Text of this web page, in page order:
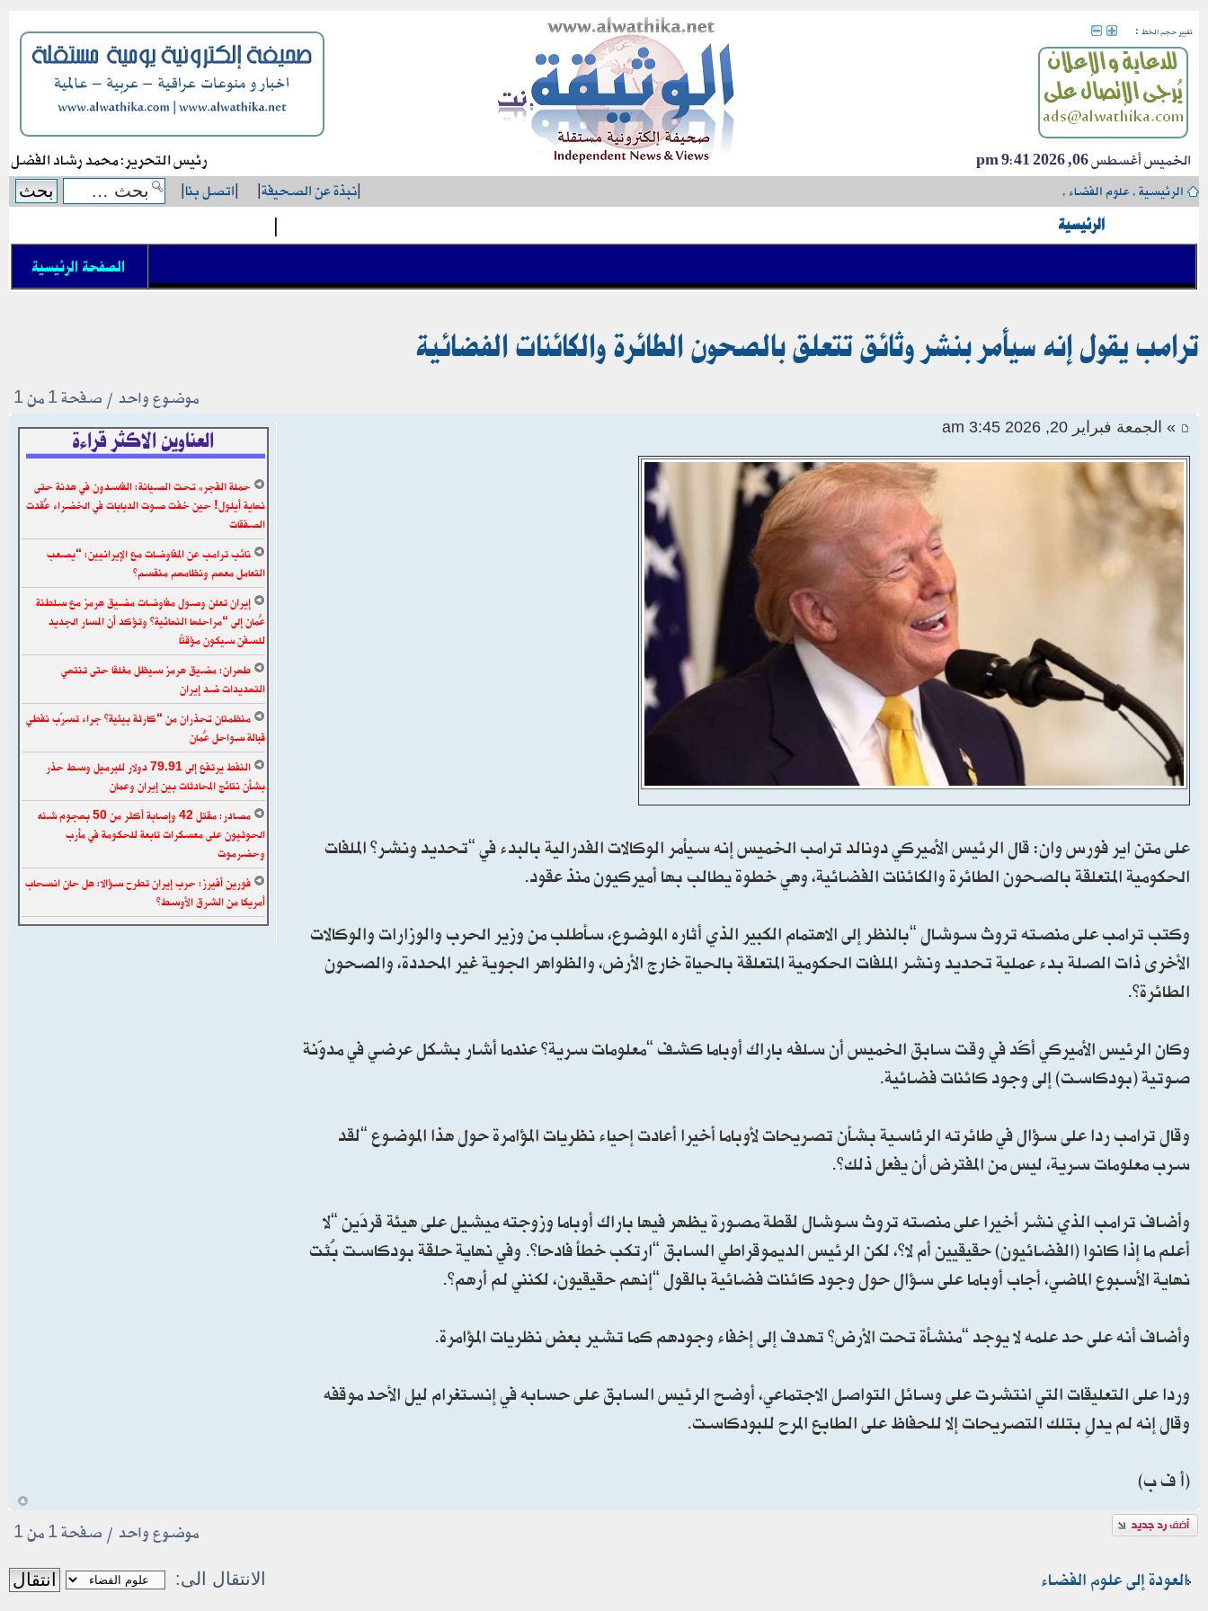
تغيير حجم الخط :
الخميس أغسطس 06, 2026 9:41 pm رئيس التحرير: محمد رشاد الفضل
الرئيسية›علوم الفضاء›
|نبذة عن الصحيفة|
|اتصل بنا|
الرئيسية |
الصفحة الرئيسية
ترامب يقول إنه سيأمر بنشر وثائق تتعلق بالصحون الطائرة والكائنات الفضائية
موضوع واحد • صفحة1من1
» الجمعة فبراير 20, 2026 3:45 am
على متن اير فورس وان: قال الرئيس الأميركي دونالد ترامب الخميس إنه سيأمر الوكالات الفدرالية بالبدء في “تحديد ونشر” الملفات
الحكومية المتعلقة بالصحون الطائرة والكائنات الفضائية، وهي خطوة يطالب بها أميركيون منذ عقود.
وكتب ترامب على منصته تروث سوشال “بالنظر إلى الاهتمام الكبير الذي أثاره الموضوع، سأطلب من وزير الحرب والوزارات والوكالات
الأخرى ذات الصلة بدء عملية تحديد ونشر الملفات الحكومية المتعلقة بالحياة خارج الأرض، والظواهر الجوية غير المحددة، والصحون
الطائرة”.
وكان الرئيس الأميركي أكّد في وقت سابق الخميس أن سلفه باراك أوباما كشف “معلومات سرية” عندما أشار بشكل عرضي في مدوّنة
صوتية (بودكاست) إلى وجود كائنات فضائية.
وقال ترامب ردا على سؤال في طائرته الرئاسية بشأن تصريحات لأوباما أخيرا أعادت إحياء نظريات المؤامرة حول هذا الموضوع “لقد
سرب معلومات سرية، ليس من المفترض أن يفعل ذلك”.
وأضاف ترامب الذي نشر أخيرا على منصته تروث سوشال لقطة مصورة يظهر فيها باراك أوباما وزوجته ميشيل على هيئة قردَين “لا
أعلم ما إذا كانوا (الفضائيون) حقيقيين أم لا”، لكن الرئيس الديموقراطي السابق “ارتكب خطأ فادحا”. وفي نهاية حلقة بودكاست بُثت
نهاية الأسبوع الماضي، أجاب أوباما على سؤال حول وجود كائنات فضائية بالقول “إنهم حقيقيون، لكنني لم أرهم”.
وأضاف أنه على حد علمه لا يوجد “منشأة تحت الأرض” تهدف إلى إخفاء وجودهم كما تشير بعض نظريات المؤامرة.
وردا على التعليقات التي انتشرت على وسائل التواصل الاجتماعي، أوضح الرئيس السابق على حسابه في إنستغرام ليل الأحد موقفه
وقال إنه لم يدلِ بتلك التصريحات إلا للحفاظ على الطابع المرح للبودكاست.
(أ ف ب)
العناوين الاكثر قراءة
حملة الفجر» تحت الصيانة: الفاسدون في هدنة حتى
نهاية أيلول! حين خفت صوت الدبابات في الخضراء عُقدت
الصفقات
نائب ترامب عن المفاوضات مع الإيرانيين: “يصعب
التعامل معهم ونظامهم منقسم”
إيران تعلن وصول مفاوضات مضيق هرمز مع سلطنة
عُمان إلى “مراحلها النهائية” وتؤكد أن المسار الجديد
للسفن سيكون مؤقتًا
طهران: مضيق هرمز سيظل مغلقا حتى تنتهي
التهديدات ضد إيران
منظمتان تحذران من “كارثة بيئية” جراء تسرّب نفطي
قبالة سواحل عُمان
النفط يرتفع إلى 79.91 دولار للبرميل وسط حذر
بشأن نتائج المحادثات بين إيران وعمان
مصادر: مقتل 42 وإصابة أكثر من 50 بهجوم شنه
الحوثيون على معسكرات تابعة للحكومة في مأرب
وحضرموت
فورين أفيرز: حرب إيران تطرح سؤالا: هل حان انسحاب
أمريكا من الشرق الأوسط؟
إضافة رد موضوع واحد • صفحة1من1
العودة إلى علوم الفضاء الانتقال الى: